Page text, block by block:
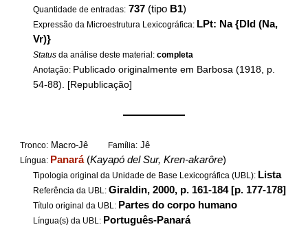
Quantidade de entradas: 737 (tipo B1)
Expressão da Microestrutura Lexicográfica: LPt: Na {DId (Na,
Vr)}
Status da análise deste material:completa
Anotação: Publicado originalmente em Barbosa (1918, p.
54-88). [Republicação]
——————
Tronco: Macro-Jê Família: Jê
Língua: Panará(Kayapó del Sur, Kren-akarôre)
Tipologia original da Unidade de Base Lexicográfica (UBL): Lista
Referência da UBL:Giraldin, 2000, p. 161-184 [p. 177-178]
Título original da UBL: Partes do corpo humano
Língua(s) da UBL: Português-Panará